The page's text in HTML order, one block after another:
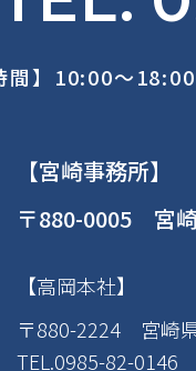
間】10:00～
【宮崎事務所】
〒880-0005 宮
【高岡本社】
〒880-2224 宮崎
TEL.0985-82-0146